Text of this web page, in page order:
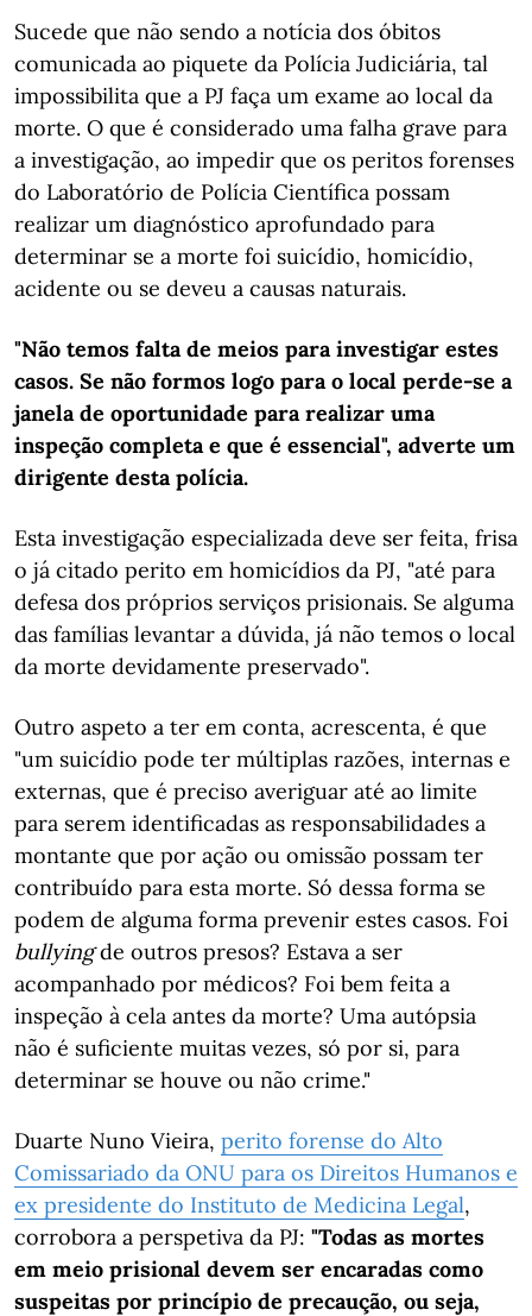
Sucede que não sendo a notícia dos óbitos
comunicada ao piquete da Polícia Judiciária, tal
impossibilita que a PJ faça um exame ao local da
morte. O que é considerado uma falha grave para
a investigação, ao impedir que os peritos forenses
do Laboratório de Polícia Científica possam
realizar um diagnóstico aprofundado para
determinar se a morte foi suicídio, homicídio,
acidente ou se deveu a causas naturais.
"Não temos falta de meios para investigar estes
casos. Se não formos logo para o local perde-se a
janela de oportunidade para realizar uma
inspeção completa e que é essencial", adverte um
dirigente desta polícia.
Esta investigação especializada deve ser feita, frisa
o já citado perito em homicídios da PJ, "até para
defesa dos próprios serviços prisionais. Se alguma
das famílias levantar a dúvida, já não temos o local
da morte devidamente preservado".
Outro aspeto a ter em conta, acrescenta, é que
"um suicídio pode ter múltiplas razões, internas e
externas, que é preciso averiguar até ao limite
para serem identificadas as responsabilidades a
montante que por ação ou omissão possam ter
contribuído para esta morte. Só dessa forma se
podem de alguma forma prevenir estes casos. Foi
bullyingde outros presos? Estava a ser
acompanhado por médicos? Foi bem feita a
inspeção à cela antes da morte? Uma autópsia
não é suficiente muitas vezes, só por si, para
determinar se houve ou não crime."
Duarte Nuno Vieira, perito forense do Alto
Comissariado da ONU para os Direitos Humanos e
ex presidente do Instituto de Medicina Legal,
corrobora a perspetiva da PJ: "Todas as mortes
em meio prisional devem ser encaradas como
suspeitas por princípio de precaução, ou seja,